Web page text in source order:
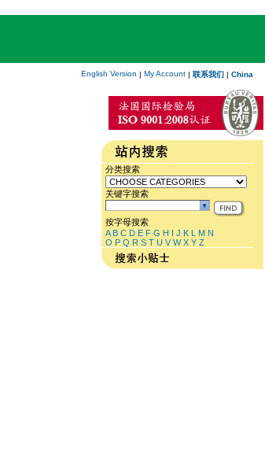
English Version | My Account | 联系我们 | China
分类搜索
关键字搜索
按字母搜索
A B C D E F G H I J K L M N
O P Q R S T U V W X Y Z